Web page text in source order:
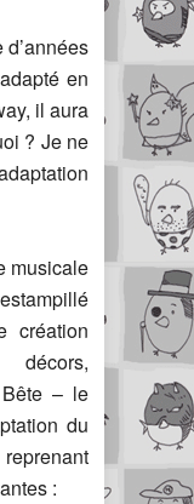
en
il aura
? Je ne
musicale
création
– le
du
: